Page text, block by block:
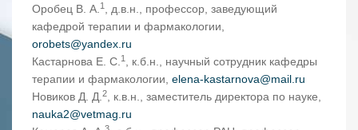
Оробец В. А.1 , д.в.н., профессор, заведующий
кафедрой терапии и фармакологии,
orobets@yandex.ru
Кастарнова Е. С.1 , к.б.н., научный сотрудник кафедры
терапии и фармакологии, elena-kastarnova@mail.ru
Новиков Д. Д.2, к.в.н., заместитель директора по науке,
nauka2@vetmag.ru